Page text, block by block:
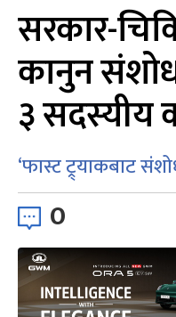
सरकार-
कानुन
३ सदस्यीय
‘फास्ट ट्र्याकबाट
0